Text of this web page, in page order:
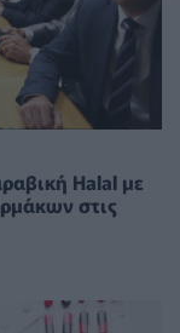
Halal με
στις